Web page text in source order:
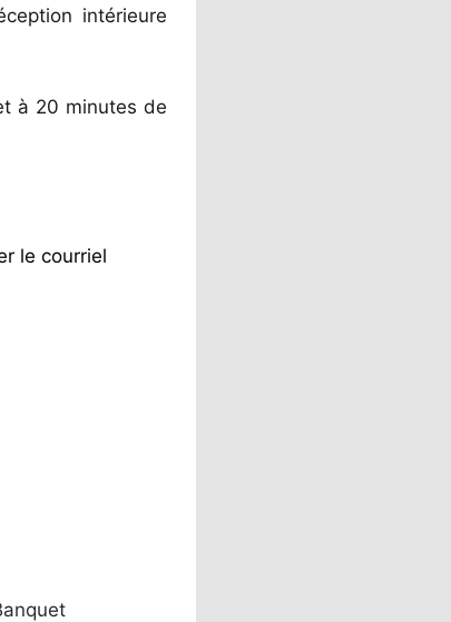
intérieure
à 20 minutes de
le courriel